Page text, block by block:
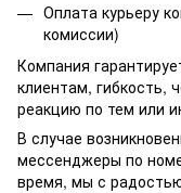
Оплата курьеру
комиссии)
Компания
клиентам, гибкость,
реакцию по тем или
В случае
мессенджеры по
время, мы с